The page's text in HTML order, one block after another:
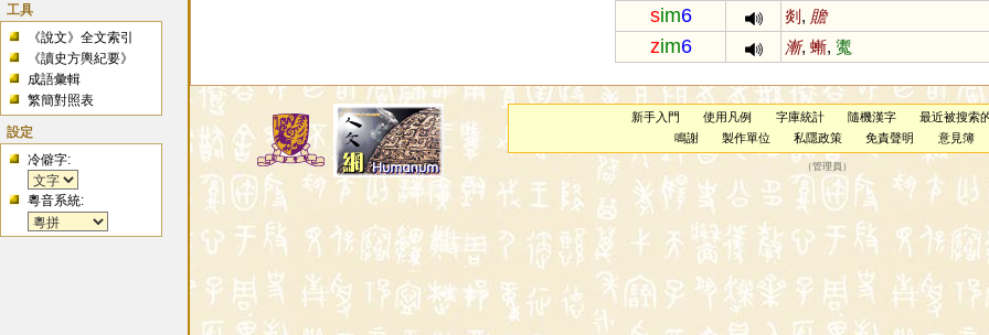
工具
《說文》全文索引
《讀史方輿紀要》
成語彙輯
繁簡對照表
設定
冷僻字:
粵音系統:
sim6 剡 , 贍
zim6 漸, 螹, 魙
新手入門 使用凡例 字庫統計 隨機漢字
最近被搜索
鳴謝
製作單位 私隱政策 免責聲明 意見簿
（管理員 ）